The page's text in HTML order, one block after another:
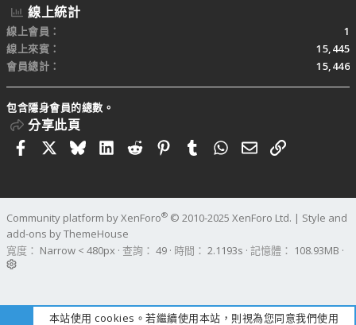
線上統計
線上會員
1
線上來賓
15,445
會員總計
15,446
包含隱身會員的總數。
分享此頁
FacebookBlueskyLinkedIn
RedditPinterestTumblrWhatsApp
電子郵件
連結
Community platform by XenForo® © 2010-2025 XenForo Ltd. | Style and
add-ons by ThemeHouse
寬度
查詢 49 時間 2.1193s 記憶體 108.93MB
本站使用 cookies。若繼續使用本站，則視為您同意我們使用